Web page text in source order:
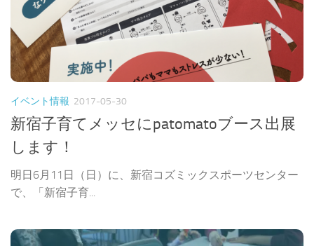
イベント情報 2017-05-30
新宿子育てメッセにpatomatoブース出展
します！
明日6月11日（日）に、新宿コズミックスポーツセンター
で、「新宿子育...